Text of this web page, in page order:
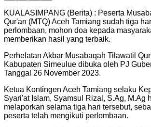
KUALASIMPANG (Berita) : Peserta
Qur'an (MTQ) Aceh Tamiang sudah tiga
perlombaan, mohon doa kepada
memberikan hasil yang terbaik.
Perhelatan Akbar Musabaqah Tilawatil
Kabupaten Simeulue dibuka oleh PJ
Tanggal 26 November 2023.
Ketua Kontingen Aceh Tamiang selaku
Syari'at Islam, Syamsul Rizal, S.Ag, M.Ag
melaporkan selama tiga hari tersebut,
peserta telah mengikuti perlombaan.